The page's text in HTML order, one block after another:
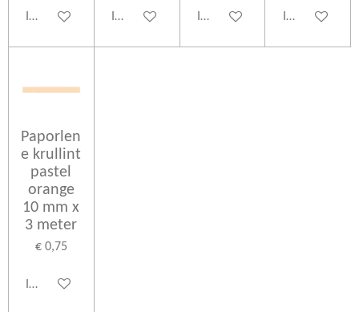
In winkelwagen In winkelwagen In winkelwagen In
Paporlen
e krullint
pastel
orange
10 mm x
3 meter
€ 0,75
In winkelwagen